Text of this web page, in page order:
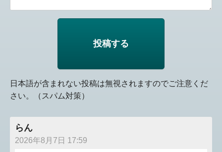
日本語が含まれない投稿は無視されますのでご注意くだ
さい。（スパム対策）
らん
2026年8月7日 17:59